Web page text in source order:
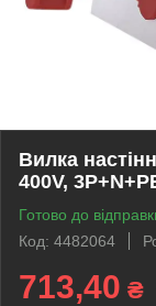
Вилка
400V,
Готово до
Код: 4482064
713,40 ₴